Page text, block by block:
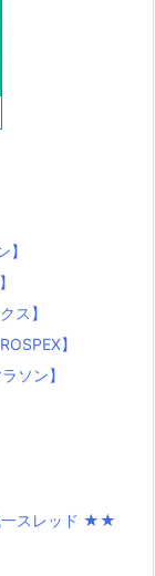
ス】
】
ソン】
スレッド ★★